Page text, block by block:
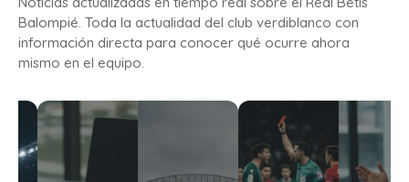
Balompié. Toda la actualidad del club verdiblanco con
información directa para conocer qué ocurre ahora
mismo en el equipo.